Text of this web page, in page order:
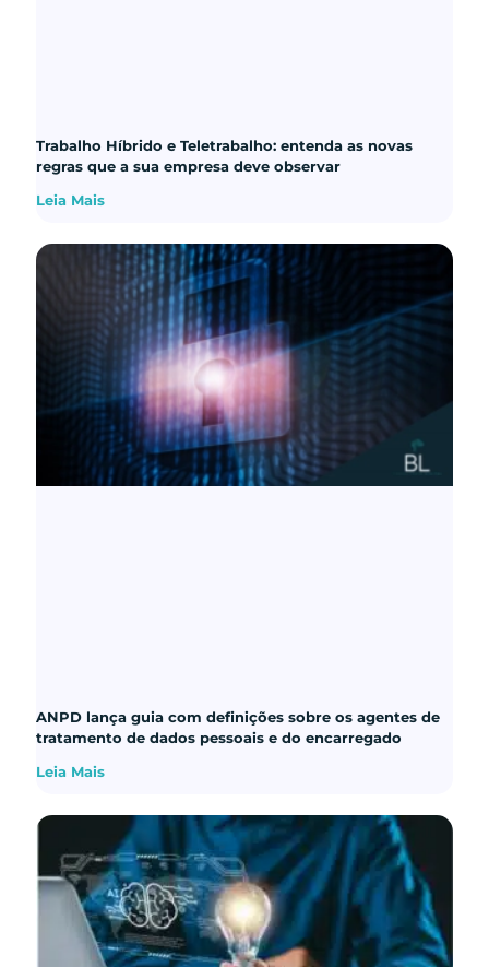
Trabalho Híbrido e Teletrabalho: entenda as novas
regras que a sua empresa deve observar
Leia Mais
ANPD lança guia com definições sobre os agentes de
tratamento de dados pessoais e do encarregado
Leia Mais